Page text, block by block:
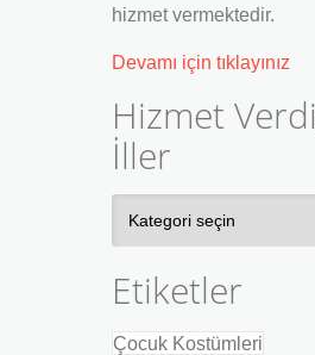
hizmet vermektedir.
Devamı için tıklayınız
Hizmet
İller
Verdiğimiz
Etiketler
Çocuk Kostümleri